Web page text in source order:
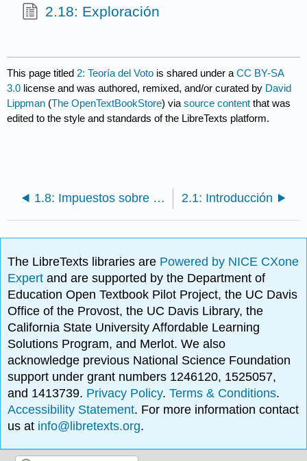
2.18: Exploración
This page titled2: Teoría del Voto is shared under aCC BY-SA
3.0 license and was authored, remixed, and/or curated by David
Lippman (The OpenTextBookStore) viasource content that was
edited to the style and standards of the LibreTexts platform.
1.8: Impuestos sobre la renta 2.1: Introducción
The LibreTexts libraries are Powered by NICE CXone
Expertand are supported by the Department of
Education Open Textbook Pilot Project, the UC Davis
Office of the Provost, the UC Davis Library, the
California State University Affordable Learning
Solutions Program, and Merlot. We also
acknowledge previous National Science Foundation
support under grant numbers 1246120, 1525057,
and 1413739. Privacy Policy.Terms & Conditions.
Accessibility Statement. For more information contact
us at info@libretexts.org.